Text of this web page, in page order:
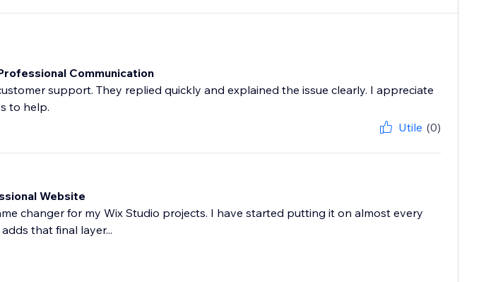
Communication
support. They replied quickly and explained the issue clearly. I appreciate
to help.
Utile (0)
Website
changer for my Wix Studio projects. I have started putting it on almost every
that final layer...